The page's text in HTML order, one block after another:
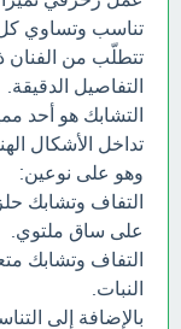
تناسب وتساوي
تتطلّب من الفنان
التفاصيل الدقيقة.
التشابك هو أحد
تداخل الأشكال
وهو على نوعين:
التفاف وتشابك
على ساق ملتوي.
التفاف وتشابك
النبات.
بالإضافة إلى